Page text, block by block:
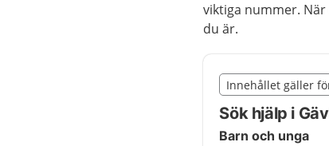
viktiga nummer.
du är.
Nedan innehåll
Innehållet gäller
Sök hjälp i
Barn och unga
Slut på det